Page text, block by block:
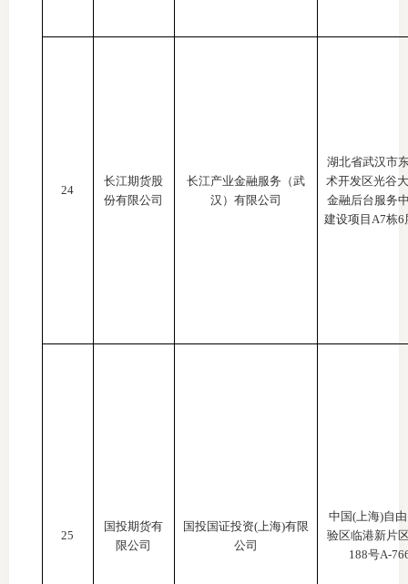
24
长江期货股
份有限公司
长江产业金融服务（武
汉）有限公司
湖北省武汉市
术开发区光谷
金融后台服务
建设项目A7栋6
25
国投期货有
限公司
国投国证投资(上海)有限
公司
中国(上海)自
验区临港新片
188号A-